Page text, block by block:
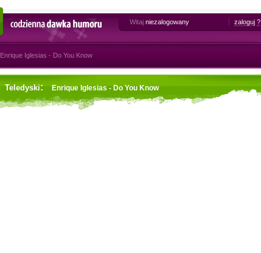
Codzienna dawka humoru
Witaj niezalogowany zaloguj ?
Enrique Iglesias - Do You Know
Teledyski: Enrique Iglesias - Do You Know